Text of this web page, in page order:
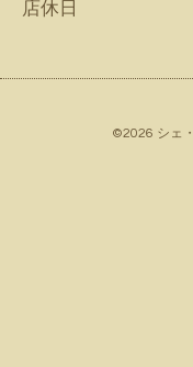
店休日
©2026 シェ